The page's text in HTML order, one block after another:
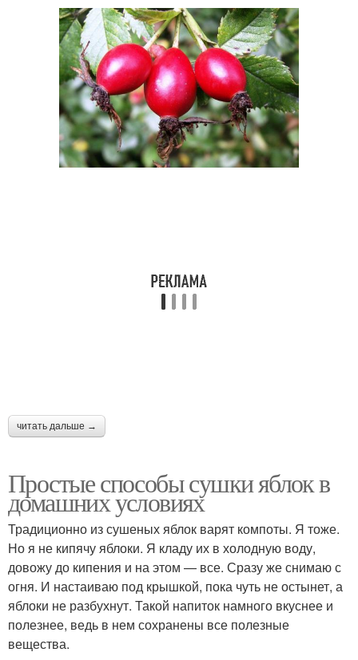
читать дальше →
Простые способы сушки яблок в
домашних условиях
Традиционно из сушеных яблок варят компоты. Я тоже.
Но я не кипячу яблоки. Я кладу их в холодную воду,
довожу до кипения и на этом — все. Сразу же снимаю с
огня. И настаиваю под крышкой, пока чуть не остынет, а
яблоки не разбухнут. Такой напиток намного вкуснее и
полезнее, ведь в нем сохранены все полезные
вещества.